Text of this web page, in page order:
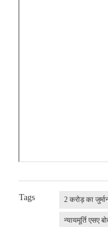
Tags 2 करोड़ का
न्यायमूर्ति एसए